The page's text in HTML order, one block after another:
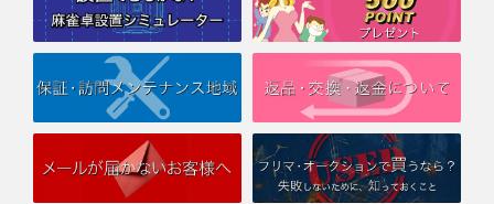
ププロや世界中から集まるプレイヤーの熱戦をサポートいたしま
す。
大会の模様は全編ライブ配信（英語実況）される予定です。
【大会概要】
大会名：M.League x World Riichi U.S. Tour - Las
Vegas Event
開催日程：2026年6月27日(土) 〜 28日(日)